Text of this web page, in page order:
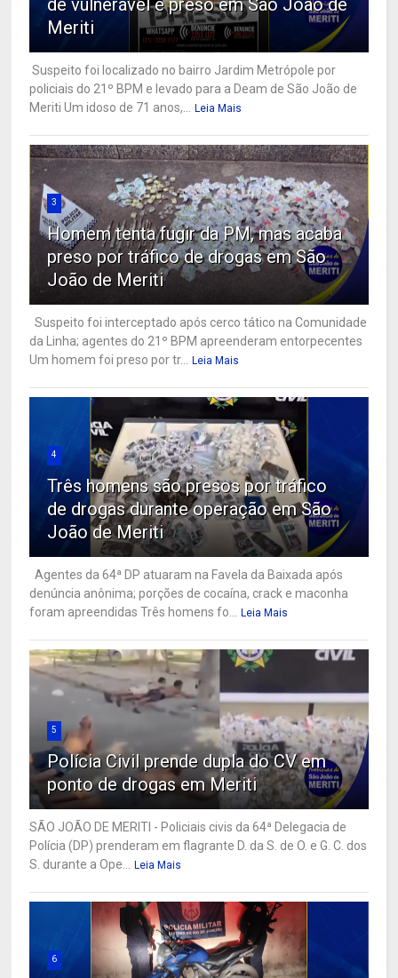
de vulnerável é preso em São João de
Meriti
Suspeito foi localizado no bairro Jardim Metrópole por
policiais do 21º BPM e levado para a Deam de São João de
Meriti Um idoso de 71 anos,...
Leia Mais
3
Homem tenta fugir da PM, mas acaba
preso por tráfico de drogas em São
João de Meriti
Suspeito foi interceptado após cerco tático na Comunidade
da Linha; agentes do 21º BPM apreenderam entorpecentes
Um homem foi preso por tr...
Leia Mais
4
Três homens são presos por tráfico
de drogas durante operação em São
João de Meriti
Agentes da 64ª DP atuaram na Favela da Baixada após
denúncia anônima; porções de cocaína, crack e maconha
foram apreendidas Três homens fo...
Leia Mais
5
Polícia Civil prende dupla do CV em
ponto de drogas em Meriti
SÃO JOÃO DE MERITI - Policiais civis da 64ª Delegacia de
Polícia (DP) prenderam em flagrante D. da S. de O. e G. C. dos
S. durante a Ope...
Leia Mais
6